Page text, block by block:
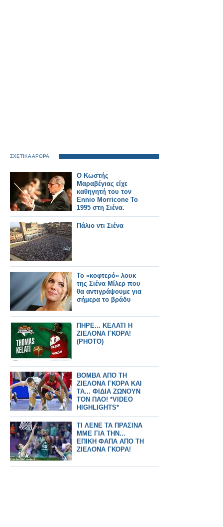
ΣΧΕΤΙΚΑ ΑΡΘΡΑ
Ο Κωστής
Μαραβέγιας είχε
καθηγητή του τον
Ennio Morricone Το
1995 στη Σιένα.
Πάλιο ντι Σιένα
Το «κοφτερό» λουκ
της Σιένα Μίλερ που
θα αντιγράψουμε για
σήμερα το βράδυ
ΠΗΡΕ... ΚΕΛΑΤΙ Η
ΖΙΕΛΟΝΑ ΓΚΟΡΑ!
(ΡΗΟΤΟ)
ΒΟΜΒΑ ΑΠΟ ΤΗ
ΖΙΕΛΟΝΑ ΓΚΟΡΑ ΚΑΙ
ΤΑ... ΦΙΔΙΑ ΖΩΝΟΥΝ
ΤΟΝ ΠΑΟ! *VIDEO
HIGHLIGHTS*
ΤΙ ΛΕΝΕ ΤΑ ΠΡΑΣΙΝΑ
ΜΜΕ ΓΙΑ ΤΗΝ...
ΕΠΙΚΗ ΦΑΠΑ ΑΠΟ ΤΗ
ΖΙΕΛΟΝΑ ΓΚΟΡΑ!